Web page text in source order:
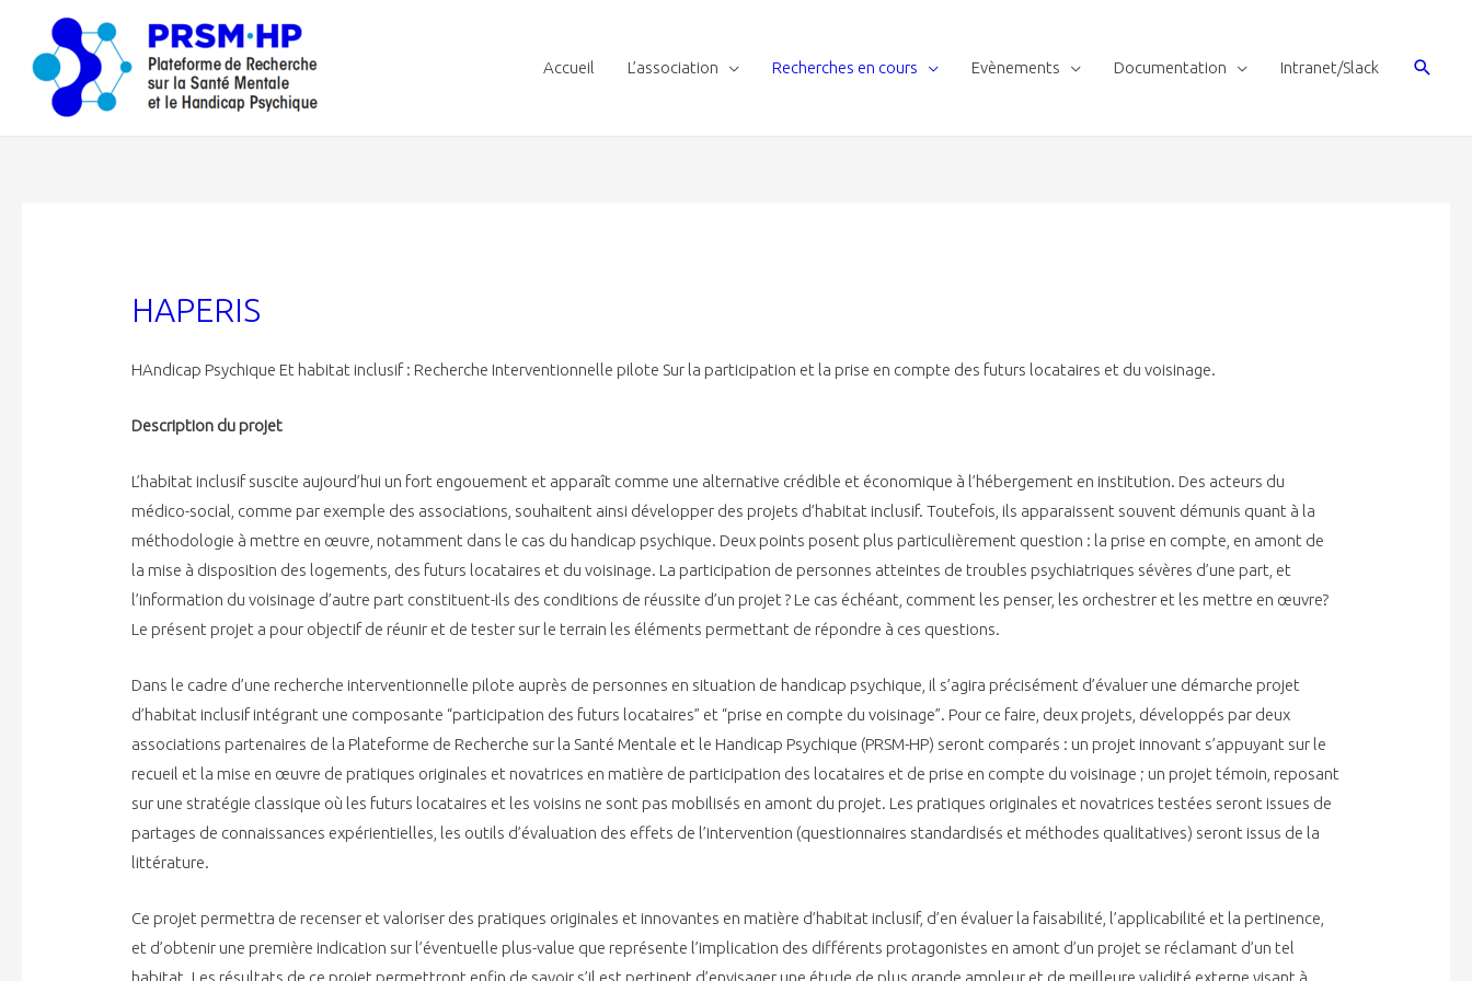
Accueil L’association Recherches en cours Evènements Documentation Intranet/Slack
HAPERIS
HAndicap Psychique Et habitat inclusif : Recherche Interventionnelle pilote Sur la participation et la prise en compte des futurs locataires et du voisinage.
Description du projet
L’habitat inclusif suscite aujourd’hui un fort engouement et apparaît comme une alternative crédible et économique à l’hébergement en institution. Des acteurs du
médico-social, comme par exemple des associations, souhaitent ainsi développer des projets d’habitat inclusif. Toutefois, ils apparaissent souvent démunis quant à la
méthodologie à mettre en œuvre, notamment dans le cas du handicap psychique. Deux points posent plus particulièrement question : la prise en compte, en amont de
la mise à disposition des logements, des futurs locataires et du voisinage. La participation de personnes atteintes de troubles psychiatriques sévères d’une part, et
l’information du voisinage d’autre part constituent-ils des conditions de réussite d’un projet ? Le cas échéant, comment les penser, les orchestrer et les mettre en œuvre?
Le présent projet a pour objectif de réunir et de tester sur le terrain les éléments permettant de répondre à ces questions.
Dans le cadre d’une recherche interventionnelle pilote auprès de personnes en situation de handicap psychique, il s’agira précisément d’évaluer une démarche projet
d’habitat inclusif intégrant une composante “participation des futurs locataires” et “prise en compte du voisinage”. Pour ce faire, deux projets, développés par deux
associations partenaires de la Plateforme de Recherche sur la Santé Mentale et le Handicap Psychique (PRSM-HP) seront comparés : un projet innovant s’appuyant sur le
recueil et la mise en œuvre de pratiques originales et novatrices en matière de participation des locataires et de prise en compte du voisinage ; un projet témoin, reposant
sur une stratégie classique où les futurs locataires et les voisins ne sont pas mobilisés en amont du projet. Les pratiques originales et novatrices testées seront issues de
partages de connaissances expérientielles, les outils d’évaluation des effets de l’intervention (questionnaires standardisés et méthodes qualitatives) seront issus de la
littérature.
Ce projet permettra de recenser et valoriser des pratiques originales et innovantes en matière d’habitat inclusif, d’en évaluer la faisabilité, l’applicabilité et la pertinence,
et d’obtenir une première indication sur l’éventuelle plus-value que représente l’implication des différents protagonistes en amont d’un projet se réclamant d’un tel
habitat. Les résultats de ce projet permettront enfin de savoir s’il est pertinent d’envisager une étude de plus grande ampleur et de meilleure validité externe visant à